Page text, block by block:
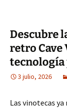
Descubre
retro Cave
tecnología
3 julio, 2026
Las vinotecas